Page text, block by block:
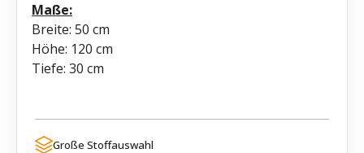
Maße:
Breite: 50 cm
Höhe: 120 cm
Tiefe: 30 cm
Große Stoffauswahl